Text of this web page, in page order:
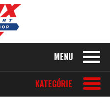
MENU
KATEGÓRIE